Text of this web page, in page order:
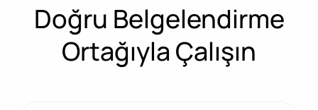
Doğru Belgelendirme
Ortağıyla Çalışın